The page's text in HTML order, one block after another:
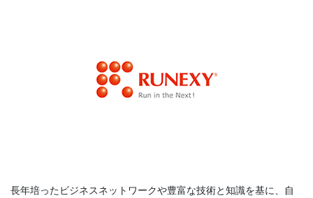
長年培ったビジネスネットワークや豊富な技術と知識を基に、自